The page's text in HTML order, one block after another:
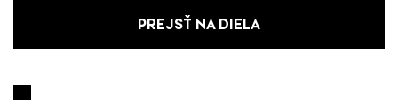
PREJSŤ NA DIELA